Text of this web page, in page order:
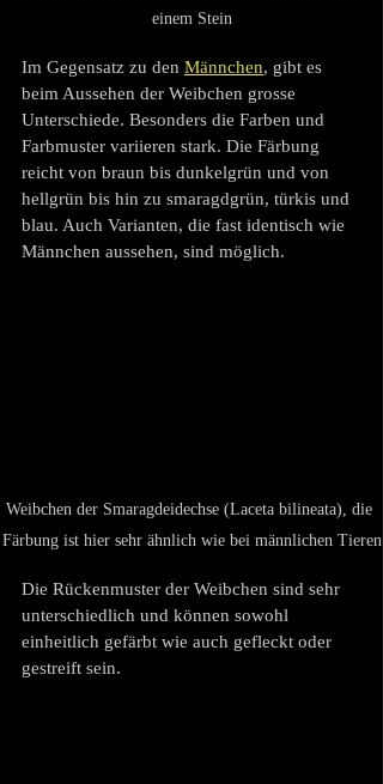
einem Stein
Im Gegensatz zu den Männchen, gibt es
beim Aussehen der Weibchen grosse
Unterschiede. Besonders die Farben und
Farbmuster variieren stark. Die Färbung
reicht von braun bis dunkelgrün und von
hellgrün bis hin zu smaragdgrün, türkis und
blau. Auch Varianten, die fast identisch wie
Männchen aussehen, sind möglich.
Weibchen der Smaragdeidechse (Laceta bilineata), die
Färbung ist hier sehr ähnlich wie bei männlichen Tieren
Die Rückenmuster der Weibchen sind sehr
unterschiedlich und können sowohl
einheitlich gefärbt wie auch gefleckt oder
gestreift sein.